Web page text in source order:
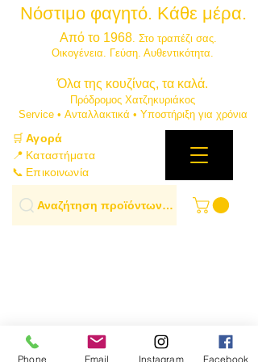
Νόστιμο φαγητό. Κάθε μέρα.
Από το 1968. Στο τραπέζι σας.
​Οικογένεια. Γεύση. Αυθεντικότητα.
​Όλα της κουζίνας, τα καλά.
Πρόδρομος Χατζηκυριάκος
​Service • Ανταλλακτικά • Υποστήριξη για χρόνια
🛒Αγορά
📍 Καταστήματα
📞 Επικοινωνία
Αναζήτηση προϊόντων…
Phone Email Instagram Facebook